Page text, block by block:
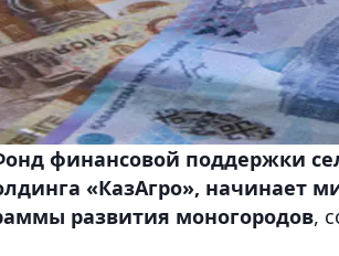
финансовой поддержки
«КазАгро», начинает
развития моногородов,